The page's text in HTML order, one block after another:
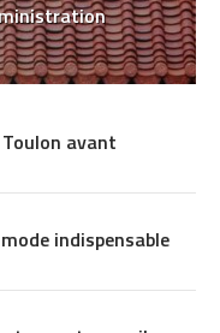
avant
indispensable